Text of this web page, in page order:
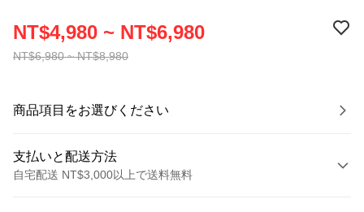
NT$6,980 ~ NT$8,980
NT$4,980 ~ NT$6,980
商品項目をお選びください
支払いと配送方法
自宅配送 NT$3,000以上で送料無料